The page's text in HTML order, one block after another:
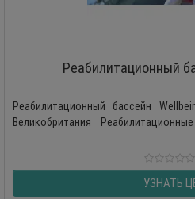
Реабилитационный
Реабилитационный бассейн
Великобритания Реабилитационные
УЗНАТЬ